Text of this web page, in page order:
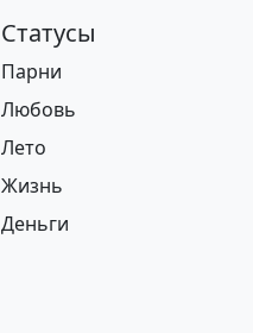
Статусы
Парни
Любовь
Лето
Жизнь
Деньги